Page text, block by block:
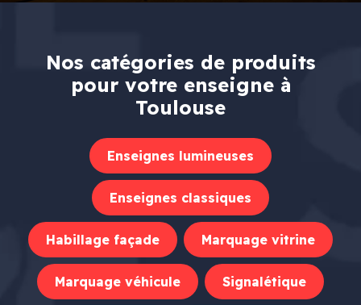
Nos catégories de produits
pour votre enseigne à
Toulouse
Enseignes lumineuses
Enseignes classiques
Habillage façade Marquage vitrine
Marquage véhicule Signalétique